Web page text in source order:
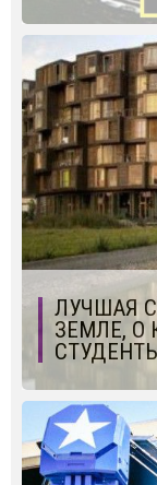
ЛУЧШАЯ
ЗЕМЛЕ, О